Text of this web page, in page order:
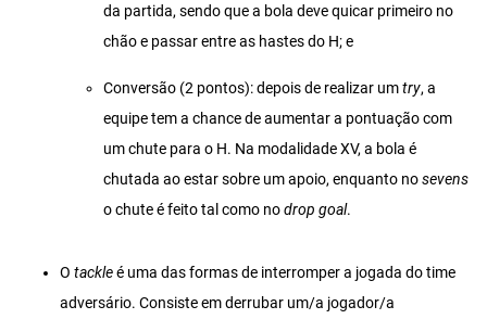
da partida, sendo que a bola deve quicar primeiro no
chão e passar entre as hastes do H; e
Conversão (2 pontos): depois de realizar umtry, a
equipe tem a chance de aumentar a pontuação com
um chute para o H. Na modalidade XV, a bola é
chutada ao estar sobre um apoio, enquanto nosevens
o chute é feito tal como nodrop goal.
O tackleé uma das formas de interromper a jogada do time
adversário. Consiste em derrubar um/a jogador/a